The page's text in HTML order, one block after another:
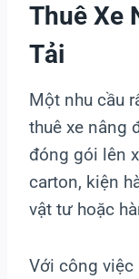
Thuê Xe
Tải
Một nhu cầu
thuê xe nâng
đóng gói lên
carton, kiện
vật tư hoặc
Với công việc